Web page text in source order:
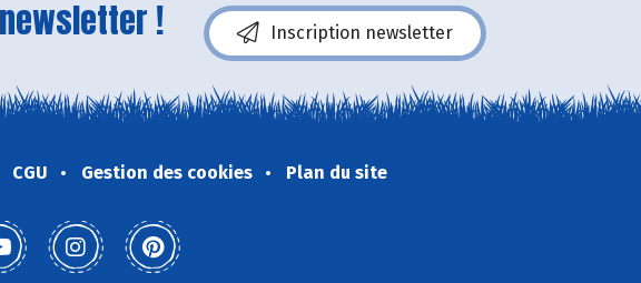
! Inscription newsletter
CGU Gestion des cookies Plan du site